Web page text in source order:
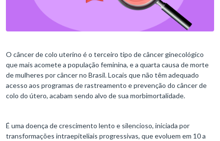
O câncer de colo uterino é o terceiro tipo de câncer ginecológico
que mais acomete a população feminina, e a quarta causa de morte
de mulheres por câncer no Brasil. Locais que não têm adequado
acesso aos programas de rastreamento e prevenção do câncer de
colo do útero, acabam sendo alvo de sua morbimortalidade.
É uma doença de crescimento lento e silencioso, iniciada por
transformações intraepiteliais progressivas, que evoluem em 10 a